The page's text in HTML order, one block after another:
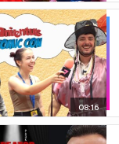
08:16